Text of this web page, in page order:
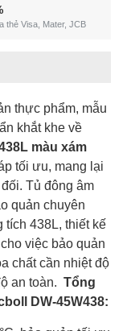
thẻ Visa, Mater, JCB
thực phẩm, mẫu
khắt khe về
màu xám
tối ưu, mang lại
Tủ đông âm
quản chuyên
tích 438L, thiết kế
việc bảo quản
chất cần nhiệt độ
an toàn. Tổng
DW-45W438: